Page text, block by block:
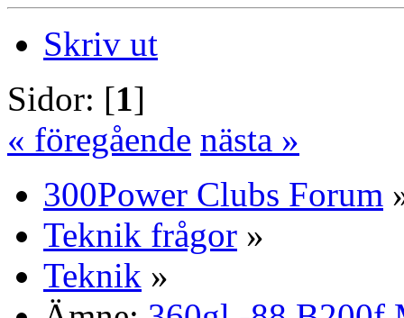
Skriv ut
Sidor: [1]
« föregående nästa »
300Power Clubs Forum
Teknik frågor »
Teknik »